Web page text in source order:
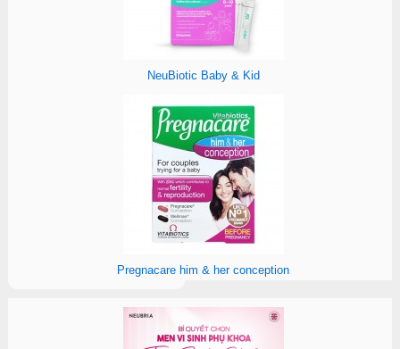
NeuBiotic Baby & Kid
Pregnacare him & her conception